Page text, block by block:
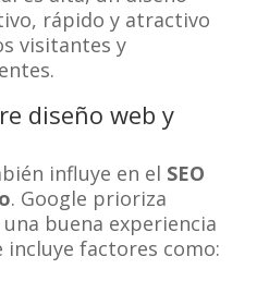
rápido y atractivo
visitantes y
diseño web y
influye en el SEO
. Google prioriza
buena experiencia
incluye factores como: